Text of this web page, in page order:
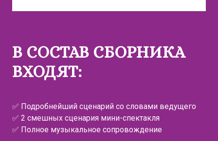
В СОСТАВ СБОРНИКА
ВХОДЯТ:
✅ Подробнейший сценарий со словами ведущего
✅ 2 смешных сценария мини-спектакля
✅ Полное музыкальное сопровождение